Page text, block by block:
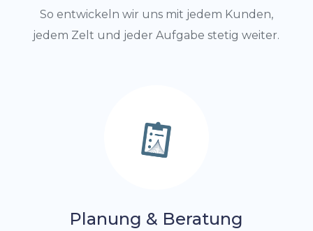
So entwickeln wir uns mit jedem Kunden,
jedem Zelt und jeder Aufgabe stetig weiter.
Planung & Beratung